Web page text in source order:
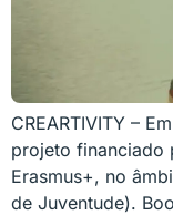
CREARTIVITY –
projeto financiado
Erasmus+, no
de Juventude).